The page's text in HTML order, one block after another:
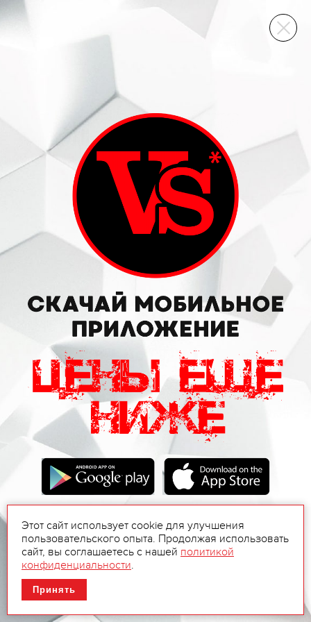
ВИННЫЙ СКЛАД
Этот сайт использует cookie для улучшения
пользовательского опыта. Продолжая использовать
сайт, вы соглашаетесь с нашей политикой
конфиденциальности.
Принять